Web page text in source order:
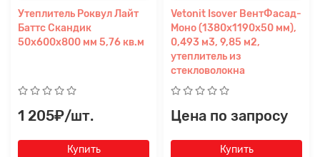
Утеплитель Роквул Лайт
Баттс Скандик
50х600х800 мм 5,76 кв.м
1 205₽/шт.
Купить
Vetonit Isover ВентФасад-
Моно (1380x1190x50 мм),
0,493 м3, 9,85 м2,
утеплитель из
стекловолокна
Цена по запросу
Купить